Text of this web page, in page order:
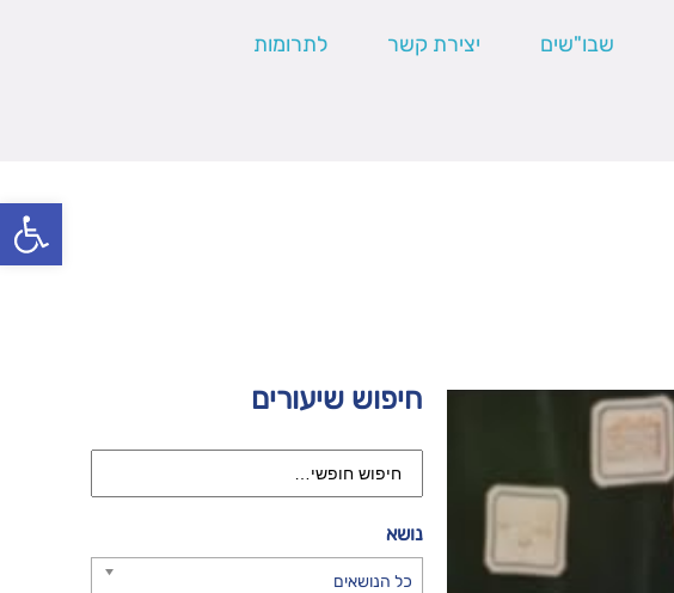
פתח
שבו"שים יצירת קשר לתרומות
חיפוש שיעורים
נושא
כל הנושאים